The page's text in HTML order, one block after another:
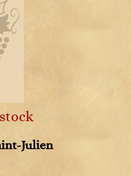
Julien